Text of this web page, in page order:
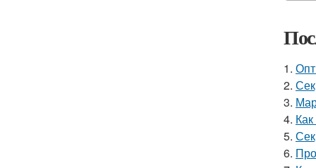
1.
2.
3.
4.
5.
6.